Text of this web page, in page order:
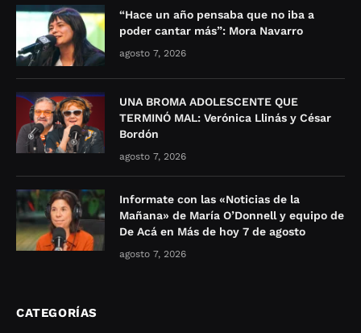
“Hace un año pensaba que no iba a
poder cantar más”: Mora Navarro
agosto 7, 2026
UNA BROMA ADOLESCENTE QUE
TERMINÓ MAL: Verónica Llinás y César
Bordón
agosto 7, 2026
Informate con las «Noticias de la
Mañana» de María O’Donnell y equipo de
De Acá en Más de hoy 7 de agosto
agosto 7, 2026
CATEGORÍAS